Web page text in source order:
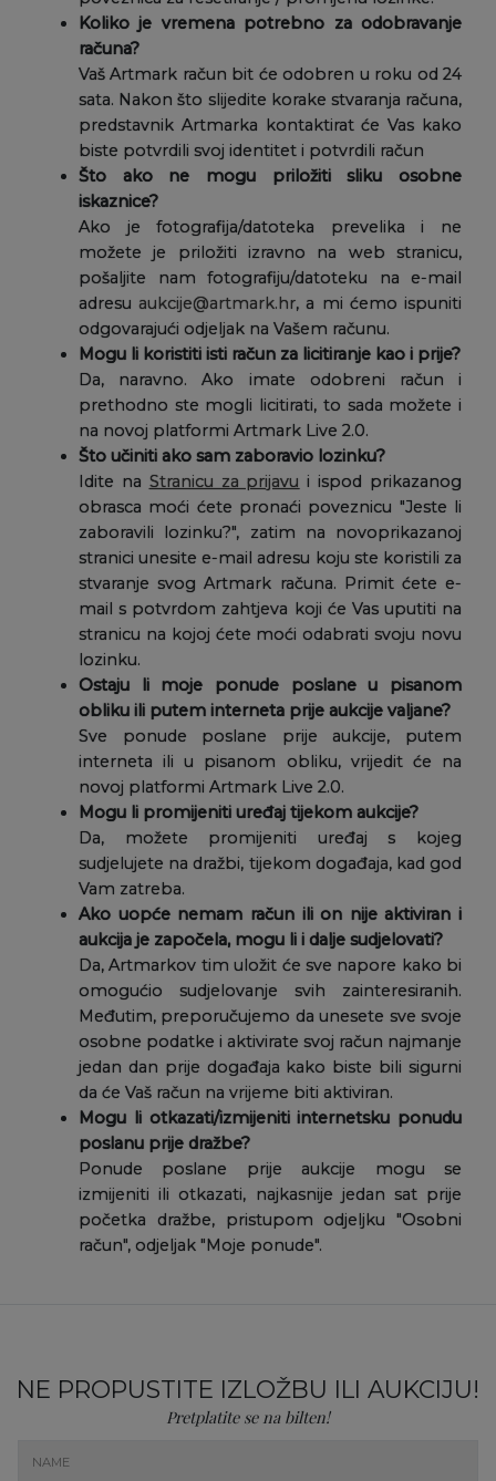
Koliko je vremena potrebno za odobravanje
računa?
Vaš Artmark račun bit će odobren u roku od 24
sata. Nakon što slijedite korake stvaranja računa,
predstavnik Artmarka kontaktirat će Vas kako
biste potvrdili svoj identitet i potvrdili račun
Što ako ne mogu priložiti sliku osobne
iskaznice?
Ako je fotografija/datoteka prevelika i ne
možete je priložiti izravno na web stranicu,
pošaljite nam fotografiju/datoteku na e-mail
adresuaukcije@artmark.hr, a mi ćemo ispuniti
odgovarajući odjeljak na Vašem računu.
Mogu li koristiti isti račun za licitiranje kao i prije?
Da, naravno. Ako imate odobreni račun i
prethodno ste mogli licitirati, to sada možete i
na novoj platformi Artmark Live 2.0.
Što učiniti ako sam zaboravio lozinku?
Idite na Stranicu za prijavu i ispod prikazanog
obrasca moći ćete pronaći poveznicu "Jeste li
zaboravili lozinku?", zatim na novoprikazanoj
stranici unesite e-mail adresu koju ste koristili za
stvaranje svog Artmark računa. Primit ćete e-
mail s potvrdom zahtjeva koji će Vas uputiti na
stranicu na kojoj ćete moći odabrati svoju novu
lozinku.
Ostaju li moje ponude poslane u pisanom
obliku ili putem interneta prije aukcije valjane?
Sve ponude poslane prije aukcije, putem
interneta ili u pisanom obliku, vrijedit će na
novoj platformi Artmark Live 2.0.
Mogu li promijeniti uređaj tijekom aukcije?
Da, možete promijeniti uređaj s kojeg
sudjelujete na dražbi, tijekom događaja, kad god
Vam zatreba.
Ako uopće nemam račun ili on nije aktiviran i
aukcija je započela, mogu li i dalje sudjelovati?
Da, Artmarkov tim uložit će sve napore kako bi
omogućio sudjelovanje svih zainteresiranih.
Međutim, preporučujemo da unesete sve svoje
osobne podatke i aktivirate svoj račun najmanje
jedan dan prije događaja kako biste bili sigurni
da će Vaš račun na vrijeme biti aktiviran.
Mogu li otkazati/izmijeniti internetsku ponudu
poslanu prije dražbe?
Ponude poslane prije aukcije mogu se
izmijeniti ili otkazati, najkasnije jedan sat prije
početka dražbe, pristupom odjeljku "Osobni
račun", odjeljak "Moje ponude".
NE PROPUSTITE IZLOŽBU ILI AUKCIJU!
Pretplatite se na bilten!